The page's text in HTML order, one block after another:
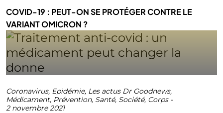
COVID-19 : PEUT-ON SE PROTÉGER CONTRE LE
VARIANT OMICRON ?
Coronavirus, Epidémie, Les actus Dr Goodnews,
Médicament, Prévention, Santé, Société, Corps-
2 novembre 2021